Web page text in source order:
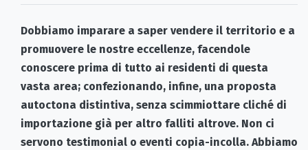
Dobbiamo imparare a saper vendere il territorio e a
promuovere le nostre eccellenze, facendole
conoscere prima di tutto ai residenti di questa
vasta area; confezionando, infine, una proposta
autoctona distintiva, senza scimmiottare cliché di
importazione già per altro falliti altrove. Non ci
servono testimonial o eventi copia-incolla. Abbiamo